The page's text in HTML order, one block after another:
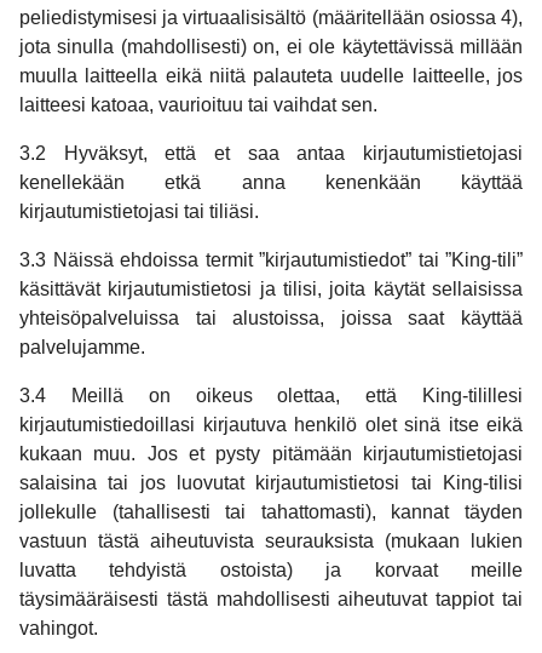
peliedistymisesi ja virtuaalisisältö (määritellään osiossa 4),
jota sinulla (mahdollisesti) on, ei ole käytettävissä millään
muulla laitteella eikä niitä palauteta uudelle laitteelle, jos
laitteesi katoaa, vaurioituu tai vaihdat sen.
3.2 Hyväksyt, että et saa antaa kirjautumistietojasi
kenellekään etkä anna kenenkään käyttää
kirjautumistietojasi tai tiliäsi.
3.3 Näissä ehdoissa termit ”kirjautumistiedot” tai ”King-tili”
käsittävät kirjautumistietosi ja tilisi, joita käytät sellaisissa
yhteisöpalveluissa tai alustoissa, joissa saat käyttää
palvelujamme.
3.4 Meillä on oikeus olettaa, että King-tilillesi
kirjautumistiedoillasi kirjautuva henkilö olet sinä itse eikä
kukaan muu. Jos et pysty pitämään kirjautumistietojasi
salaisina tai jos luovutat kirjautumistietosi tai King-tilisi
jollekulle (tahallisesti tai tahattomasti), kannat täyden
vastuun tästä aiheutuvista seurauksista (mukaan lukien
luvatta tehdyistä ostoista) ja korvaat meille
täysimääräisesti tästä mahdollisesti aiheutuvat tappiot tai
vahingot.